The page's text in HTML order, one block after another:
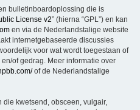
bulletinboardoplossing die is
License v2” (hierna “GPL”) en kan
en via de Nederlandstalige website
internetgebaseerde discussies
voor wat wordt toegestaan of
of gedrag. Meer informatie over
of de Nederlandstalige
kwetsend, obsceen, vulgair,